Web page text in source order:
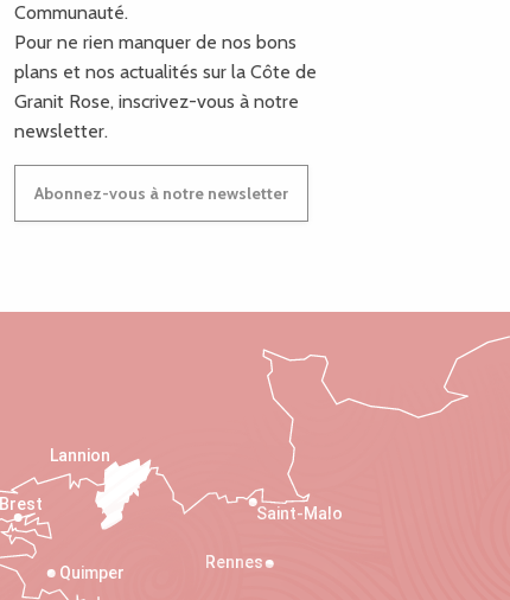
Communauté.
Pour ne rien manquer de nos bons
plans et nos actualités sur la Côte de
Granit Rose, inscrivez-vous à notre
newsletter.
Abonnez-vous à notre newsletter
Saint-Malo
Rennes
Quimper
Lannion
Brest